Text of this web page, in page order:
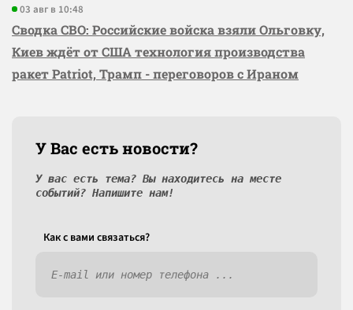
03 авг в 10:48
Сводка СВО: Российские войска взяли Ольговку,
Киев ждёт от США технология производства
ракет Patriot, Трамп - переговоров с Ираном
У Вас есть новости?
У вас есть тема? Вы находитесь на месте
событий? Напишите нам!
Как c вами связаться?